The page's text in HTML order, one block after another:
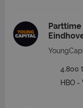
4.800
HBO -